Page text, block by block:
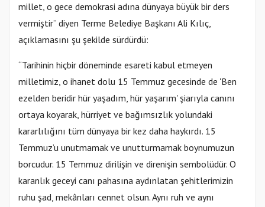
millet, o gece demokrasi adına dünyaya büyük bir ders
vermiştir” diyen Terme Belediye Başkanı Ali Kılıç,
açıklamasını şu şekilde sürdürdü:
“Tarihinin hiçbir döneminde esareti kabul etmeyen
milletimiz, o ihanet dolu 15 Temmuz gecesinde de 'Ben
ezelden beridir hür yaşadım, hür yaşarım' şiarıyla canını
ortaya koyarak, hürriyet ve bağımsızlık yolundaki
kararlılığını tüm dünyaya bir kez daha haykırdı. 15
Temmuz’u unutmamak ve unutturmamak boynumuzun
borcudur. 15 Temmuz dirilişin ve direnişin sembolüdür. O
karanlık geceyi canı pahasına aydınlatan şehitlerimizin
ruhu şad, mekânları cennet olsun. Aynı ruh ve aynı